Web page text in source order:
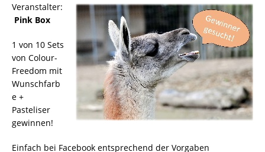
Veranstalter:
Pink Box
1 von 10 Sets
von Colour-
Freedom mit
Wunschfarb
e +
Pasteliser
gewinnen!
Einfach bei Facebook entsprechend der Vorgaben